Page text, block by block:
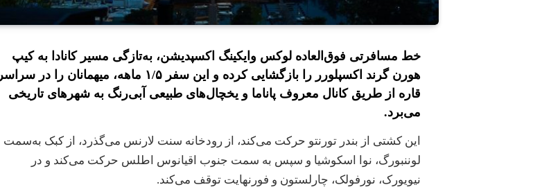
خط مسافرتی فوق‌العاده لوکس وایکینگ اکسپدیشن، به‌تازگی مسیر کانادا به کیپ
هورن گرند اکسپلورر را بازگشایی کرده و این سفر ۱/۵ ماهه، میهمانان را در سراسر
قاره‌ از طریق کانال معروف پاناما و یخچال‌های طبیعی آبی‌رنگ به شهرهای تاریخی
می‌برد.
این کشتی از بندر تورنتو حرکت می‌کند، از رودخانه سنت لارنس می‌گذرد، از کبک به‌سمت
لوننبورگ، نوا اسکوشیا و سپس به سمت جنوب اقیانوس اطلس حرکت می‌کند و در
نیویورک، نورفولک، چارلستون و فورنهایت توقف می‌کند.